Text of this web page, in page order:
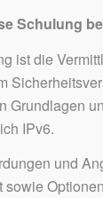
Schulung
ist die
Grundlagen
IPv6.
und
sowie